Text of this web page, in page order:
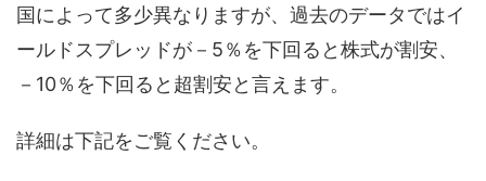
国によって多少異なりますが、過去のデータではイ
ールドスプレッドが－5％を下回ると株式が割安、
－10％を下回ると超割安と言えます。
詳細は下記をご覧ください。